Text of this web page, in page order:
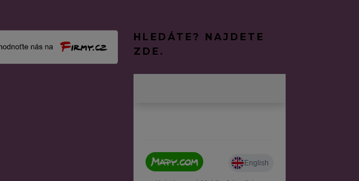
HLEDÁTE? NAJDETE
ZDE.